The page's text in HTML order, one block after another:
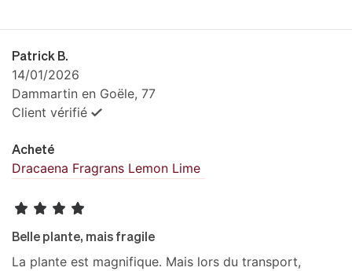
Patrick B.
14/01/2026
Dammartin en Goële, 77
Client vérifié
Acheté
Dracaena Fragrans Lemon Lime
Belle plante, mais fragile
La plante est magnifique. Mais lors du transport,